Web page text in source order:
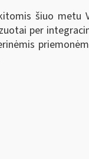
šiuo metu
per